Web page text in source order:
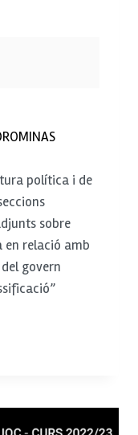
política i de
sobre
relació amb
govern